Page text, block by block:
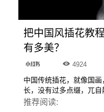
把中国风插花教
有多美？
4924
中国传统插花，就像国
长，没有过多点缀，兀自
推荐阅读: